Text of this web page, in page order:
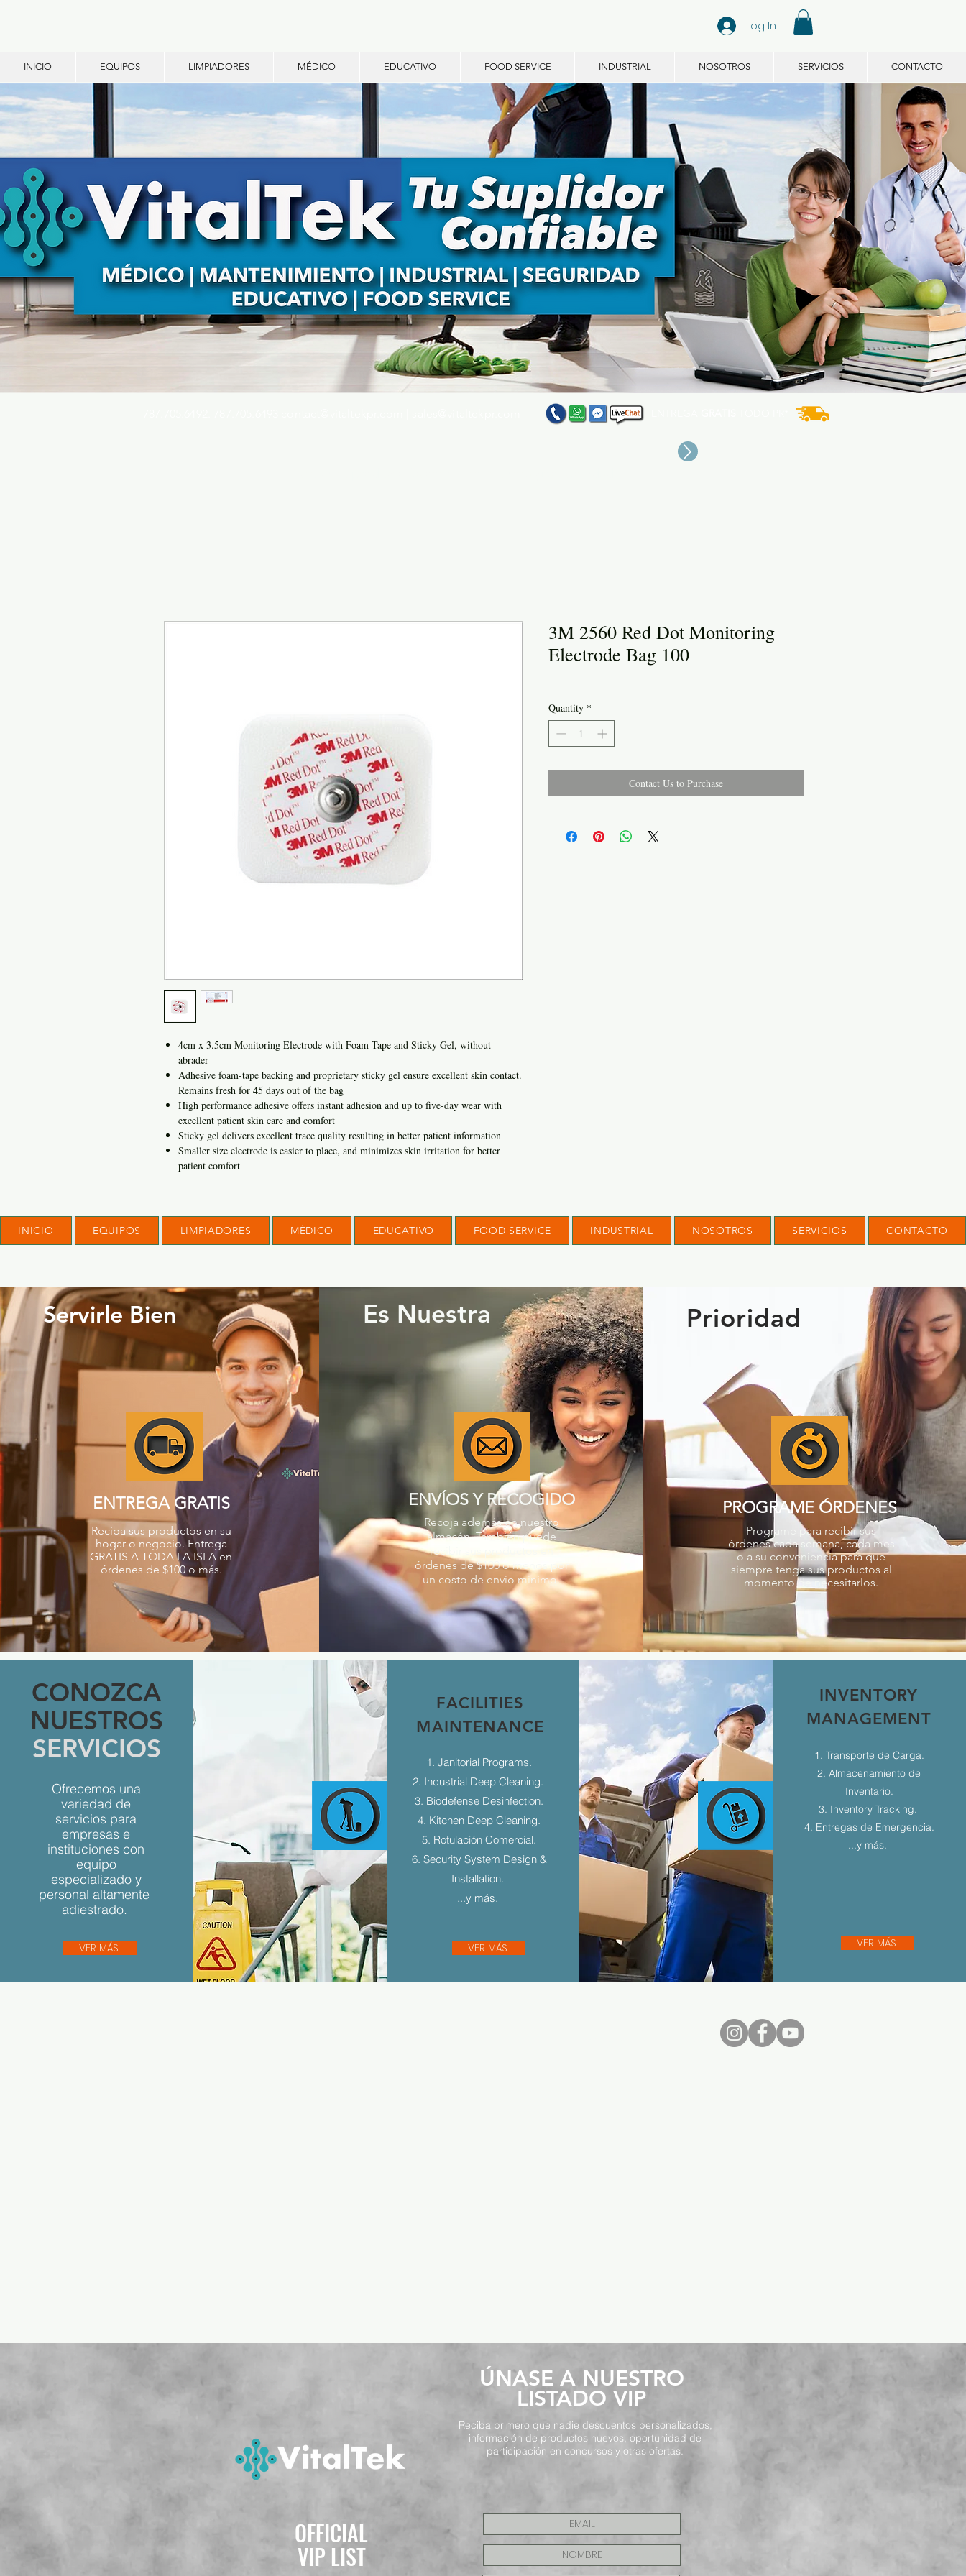
Log In
INICIO EQUIPOS LIMPIADORES MÉDICO EDUCATIVO FOOD SERVICE INDUSTRIAL NOSOTROS SERVICIOS CONTACTO
4cm x 3.5cm Monitoring Electrode with Foam Tape and Sticky Gel, without
abrader
Adhesive foam-tape backing and proprietary sticky gel ensure excellent skin contact.
Remains fresh for 45 days out of the bag
High performance adhesive offers instant adhesion and up to five-day wear with
excellent patient skin care and comfort
Sticky gel delivers excellent trace quality resulting in better patient information
Smaller size electrode is easier to place, and minimizes skin irritation for better
patient comfort
3M 2560 Red Dot Monitoring
Electrode Bag 100
Quantity *
Contact Us to Purchase
INICIO EQUIPOS LIMPIADORES MÉDICO EDUCATIVO FOOD SERVICE INDUSTRIAL NOSOTROS SERVICIOS CONTACTO
Servirle Bien
ENTREGA GRATIS
Reciba sus productos en su
hogar o negocio. Entrega
GRATIS A TODA LA ISLA en
órdenes de $100 o más.
Es Nuestra
ENVÍOS Y RECOGIDO
Recoja además en nuestro
almacén. También puede
recibir sus productos en
órdenes de $100 o menos por
un costo de envío mínimo.
Prioridad
PROGRAME ÓRDENES
Programe para recibir sus
órdenes cada semana, cada mes
o a su conveniencia para que
siempre tenga sus productos al
momento de necesitarlos.
CONOZCA
NUESTROS
SERVICIOS
Ofrecemos una
variedad de
servicios para
empresas e
instituciones con
equipo
especializado y
personal altamente
adiestrado.
VER MÁS...
FACILITIES
MAINTENANCE
1. Janitorial Programs.
2. Industrial Deep Cleaning.
3. Biodefense Desinfection.
4. Kitchen Deep Cleaning.
5. Rotulación Comercial.
6. Security System Design &
Installation.
...y más.
VER MÁS...
INVENTORY
MANAGEMENT
1. Transporte de Carga.
2. Almacenamiento de
Inventario.
3. Inventory Tracking.
4. Entregas de Emergencia.
...y más.
VER MÁS...
​ÚNASE A NUESTRO
LISTADO VIP
Reciba primero que nadie descuentos personalizados,
información de productos nuevos, oportunidad de
participación en concursos y otras ofertas.
OFFICIAL
VIP LIST